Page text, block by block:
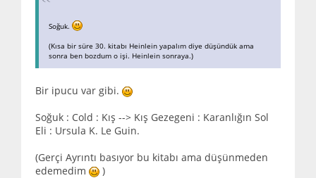
Soğuk.
(Kısa bir süre 30. kitabı Heinlein yapalım diye düşündük ama
sonra ben bozdum o işi. Heinlein sonraya.)
Bir ipucu var gibi.
Soğuk : Cold : Kış --> Kış Gezegeni : Karanlığın Sol
Eli : Ursula K. Le Guin.
(Gerçi Ayrıntı basıyor bu kitabı ama düşünmeden
edemedim
)